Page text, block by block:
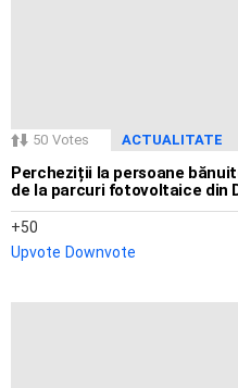
50 Votes ACTUALITATE
Percheziții la persoane
de la parcuri fotovoltaice din
50
Upvote Downvote